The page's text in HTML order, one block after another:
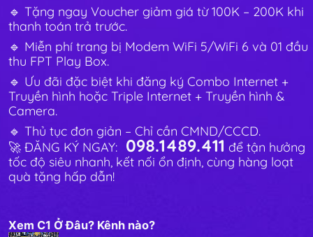
🔹 Tặng ngay Voucher giảm giá từ 100K – 200K khi
thanh toán trả trước.
🔹 Miễn phí trang bị Modem WiFi 5/WiFi 6 và 01 đầu
thu FPT Play Box.
🔹 Ưu đãi đặc biệt khi đăng ký Combo Internet +
Truyền hình hoặc Triple Internet + Truyền hình &
Camera.
🔹 Thủ tục đơn giản – Chỉ cần CMND/CCCD.
🚀 ĐĂNG KÝ NGAY: 098.1489.411 để tận hưởng
tốc độ siêu nhanh, kết nối ổn định, cùng hàng loạt
quà tặng hấp dẫn!
Xem C1 Ở Đâu? Kênh nào?